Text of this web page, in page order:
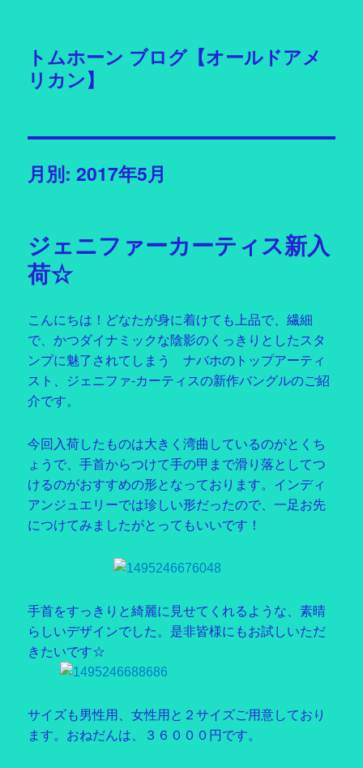
トムホーン ブログ【オールドアメ
リカン】
月別: 2017年5月
ジェニファーカーティス新入
荷☆
こんにちは！どなたが身に着けても上品で、繊細
で、かつダイナミックな陰影のくっきりとしたスタ
ンプに魅了されてしまう ナバホのトップアーティ
スト、ジェニファ-カーティスの新作バングルのご紹
介です。
今回入荷したものは大きく湾曲しているのがとくち
ょうで、手首からつけて手の甲まで滑り落としてつ
けるのがおすすめの形となっております。インディ
アンジュエリーでは珍しい形だったので、一足お先
につけてみましたがとってもいいです！
手首をすっきりと綺麗に見せてくれるような、素晴
らしいデザインでした。是非皆様にもお試しいただ
きたいです☆
サイズも男性用、女性用と２サイズご用意しており
ます。おねだんは、３６０００円です。